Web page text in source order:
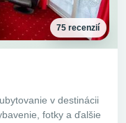
75 recenzií
v destinácii
fotky a ďalšie